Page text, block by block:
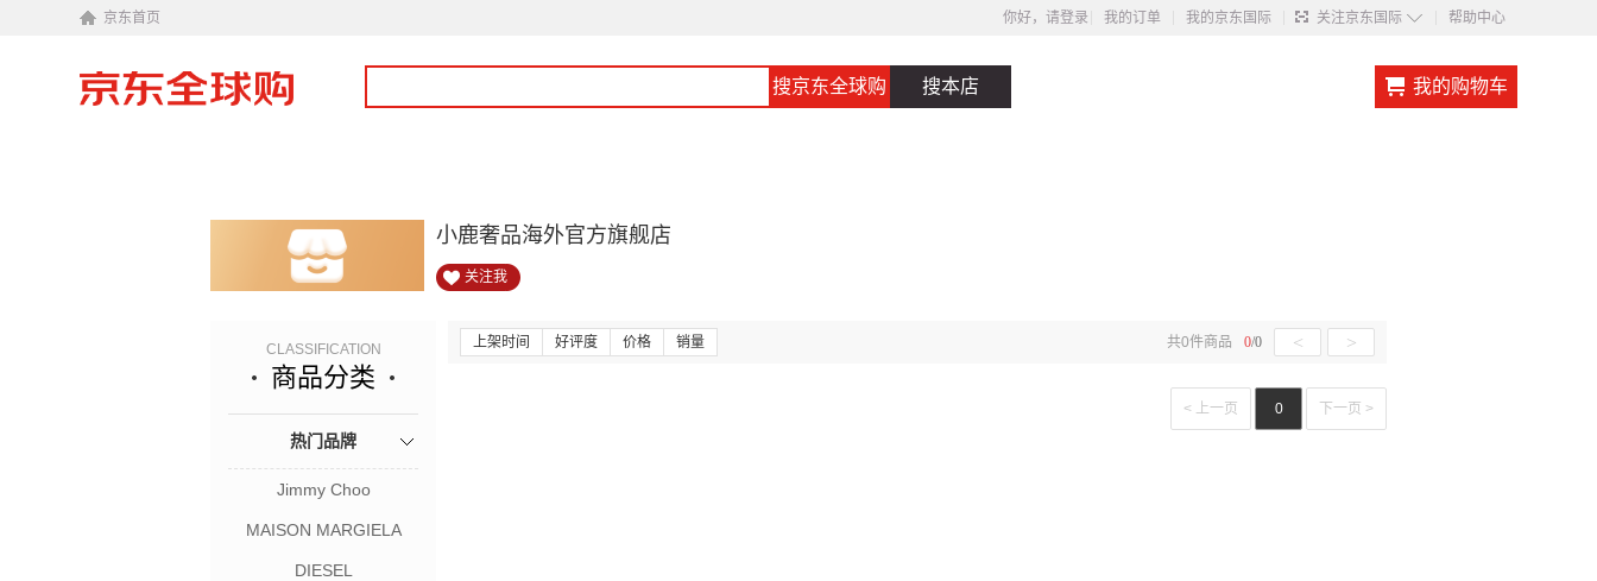
京东首页 你好，请登录 我的订单 我的京东国际 关注京东国际 ◇ 帮助中心
搜京东全球购 搜本店 我的购物车
小鹿奢品海外官方旗舰店
关注我
CLASSIFICATION
商品分类
热门品牌
Jimmy Choo
MAISON MARGIELA
DIESEL
上架时间 好评度 价格 销量 0/0 < >
共0件商品
< 上一页 0 下一页 >